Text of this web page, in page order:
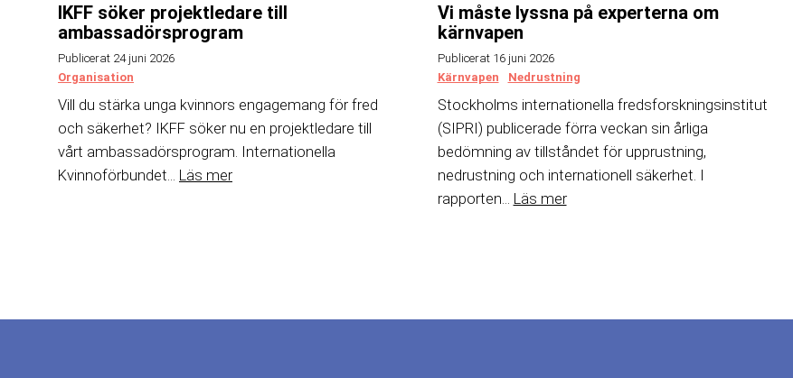
IKFF söker projektledare till
ambassadörsprogram
Publicerat 24 juni 2026
Organisation
Vill du stärka unga kvinnors engagemang för fred
och säkerhet? IKFF söker nu en projektledare till
vårt ambassadörsprogram. Internationella
Kvinnoförbundet... Läs mer
Vi måste lyssna på experterna om
kärnvapen
Publicerat 16 juni 2026
Kärnvapen
Nedrustning
Stockholms internationella fredsforskningsinstitut
(SIPRI) publicerade förra veckan sin årliga
bedömning av tillståndet för upprustning,
nedrustning och internationell säkerhet. I
rapporten... Läs mer